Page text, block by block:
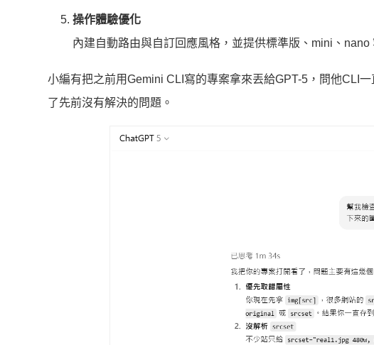
操作體驗優化
內建自動路由與自訂回應風格，並提供標準版、mini、
小編有把之前用Gemini CLI寫的專案拿來丟給GPT-5，問他CLI
了先前沒有解決的問題。